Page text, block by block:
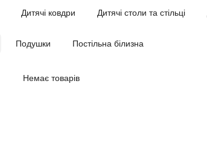
Дитячі ковдри Дитячі столи та стільці
Подушки Постільна білизна
Немає товарів